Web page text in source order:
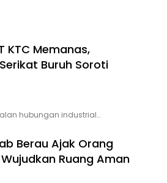
KTC Memanas,
Buruh Soroti
hubungan industrial…
Berau Ajak Orang
Ruang Aman